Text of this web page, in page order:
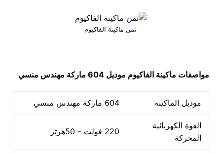
ثمن ماكينة الفاكيوم
مواصفات ماكينة الفاكيوم موديل 604 ماركة مهندس منسي
موديل الماكينة 604 ماركة مهندس منسي
القوة الكهربائية
المحركة
220 فولت – 50هرتز